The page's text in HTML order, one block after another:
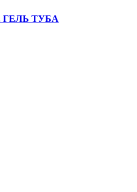
ГЕЛЬ ТУБА